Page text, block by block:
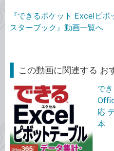
『できるポケット Excelピ
スターブック』動画一覧へ
この動画に関連する お
で
応
本